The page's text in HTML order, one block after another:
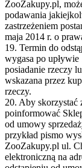
ZooZakupy.pl,
podawania
zastrzeżeniem
maja 2014 r. o
19. Termin do
wygasa po
posiadanie rzeczy
wskazana przez
rzeczy.
20. Aby skorzystać
poinformować
od umowy
przykład pismo
ZooZakupy.pl ul.
elektroniczną na